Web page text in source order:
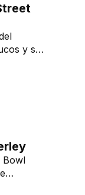
y su
Bowl